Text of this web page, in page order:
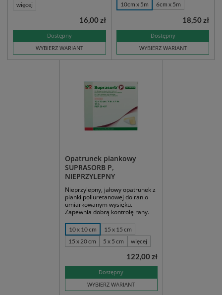
więcej
Dostępny
WYBIERZ WARIANT
16,00 zł
10cm x 5m
6cm x 5m
Dostępny
WYBIERZ WARIANT
18,50 zł
Opatrunek piankowy
SUPRASORB P,
NIEPRZYLEPNY
Nieprzylepny, jałowy opatrunek z
pianki poliuretanowej do ran o
umiarkowanym wysięku.
Zapewnia dobrą kontrolę rany.
10 x 10 cm
15 x 15 cm
15 x 20 cm
5 x 5 cm więcej
Dostępny
WYBIERZ WARIANT
122,00 zł